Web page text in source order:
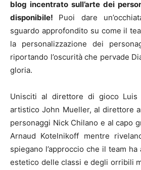
blog incentrato sull’arte dei
disponibile! Puoi dare
sguardo approfondito su come il
la personalizzazione dei
riportando l’oscurità che pervade
gloria.
Unisciti al direttore di gioco Luis
artistico John Mueller, al direttore
personaggi Nick Chilano e al capo
Arnaud Kotelnikoff mentre
spiegano l’approccio che il team ha
estetico delle classi e degli orribili